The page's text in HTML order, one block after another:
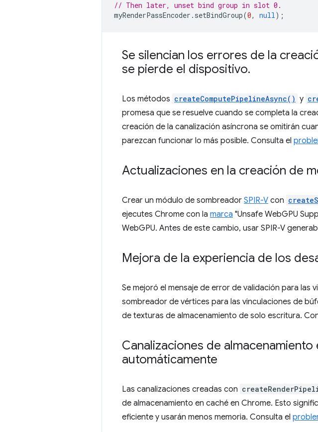
// Then later, unset bind group in slot 0.
myRenderPassEncoder . setBindGroup(0, null);
Se silencian los errores de la
se pierde el dispositivo.
Los métodos createComputePipelineAsync() y
promesa que se resuelve cuando se completa la
creación de la canalización asíncrona se omitirán
parezcan funcionar lo más posible. Consulta el
Actualizaciones en la creación de
Crear un módulo de sombreador SPIR-V con
ejecutes Chrome con la marca "Unsafe WebGPU
WebGPU. Antes de este cambio, usar SPIR-V
Mejora de la experiencia de los
Se mejoró el mensaje de error de validación para las
sombreador de vértices para las vinculaciones de
de texturas de almacenamiento de solo escritura.
Canalizaciones de
automáticamente
Las canalizaciones creadas con
de almacenamiento en caché en Chrome. Esto
eficiente y usarán menos memoria. Consulta el